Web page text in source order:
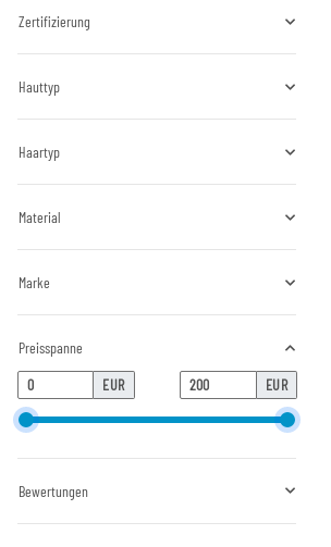
Zertifizierung
Hauttyp
Haartyp
Material
Marke
Preisspanne
EUR EUR
Bewertungen